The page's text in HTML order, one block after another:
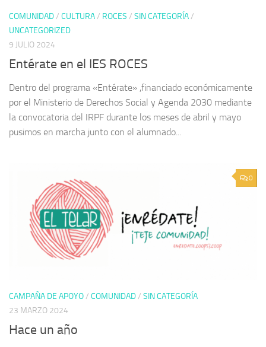
COMUNIDAD/ CULTURA/ ROCES / SIN CATEGORÍA/
UNCATEGORIZED
9 JULIO 2024
Entérate en el IES ROCES
Dentro del programa «Entérate» ,financiado económicamente
por el Ministerio de Derechos Social y Agenda 2030 mediante
la convocatoria del IRPF durante los meses de abril y mayo
pusimos en marcha junto con el alumnado...
0
CAMPAÑA DE APOYO/ COMUNIDAD/ SIN CATEGORÍA
23 MARZO 2024
Hace un año